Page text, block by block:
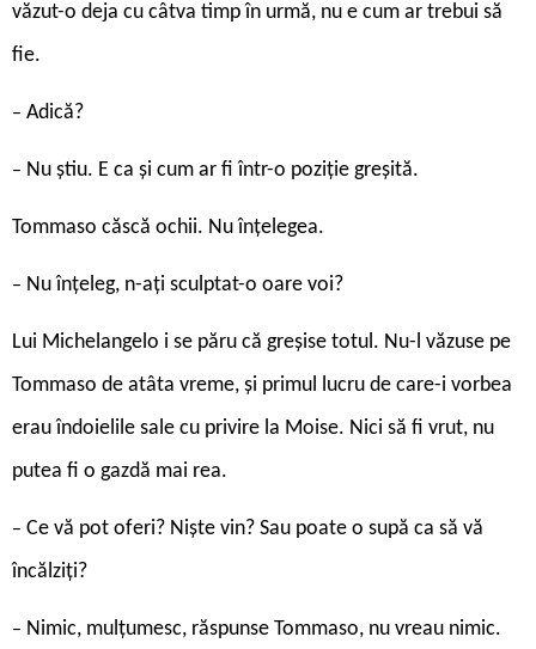
văzut-o deja cu câtva timp în urmă, nu e cum ar trebui să
fie.
– Adică?
– Nu știu. E ca și cum ar fi într-o poziție greșită.
Tommaso căscă ochii. Nu înțelegea.
– Nu înțeleg, n-ați sculptat-o oare voi?
Lui Michelangelo i se păru că greșise totul. Nu-l văzuse pe
Tommaso de atâta vreme, și primul lucru de care-i vorbea
erau îndoielile sale cu privire la Moise. Nici să fi vrut, nu
putea fi o gazdă mai rea.
– Ce vă pot oferi? Niște vin? Sau poate o supă ca să vă
încălziți?
– Nimic, mulțumesc, răspunse Tommaso, nu vreau nimic.